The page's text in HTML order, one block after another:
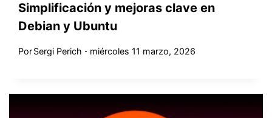
Simplificación y mejoras clave en
Debian y Ubuntu
PorSergi Perich miércoles 11 marzo, 2026